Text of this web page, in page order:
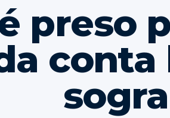
preso
conta
sogra